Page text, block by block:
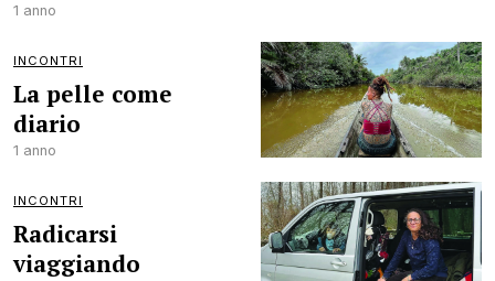
1 anno
INCONTRI
La pelle come
diario
1 anno
INCONTRI
Radicarsi
viaggiando